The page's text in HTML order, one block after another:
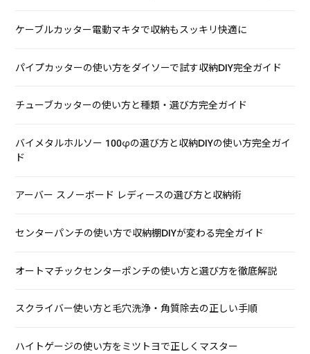
ケーブルカッター電動マキタで収納もスッキリ快適に
パイプカッターの使い方をダイソーで試す収納DIY完全ガイド
チューブカッターの使い方と種類・選び方完全ガイド
バイメタルホルソー 100φの選び方と収納DIYの使い方完全ガイ
ド
アーバー スノーボード レディースの選び方と収納術
センターパンチの使い方で収納棚DIYが変わる完全ガイド
オートマチックセンターポンチの使い方と選び方を徹底解説
スクライバー使い方と毛穴洗浄・角質除去の正しい手順
ハイトゲージの使い方をミツトヨで正しくマスター